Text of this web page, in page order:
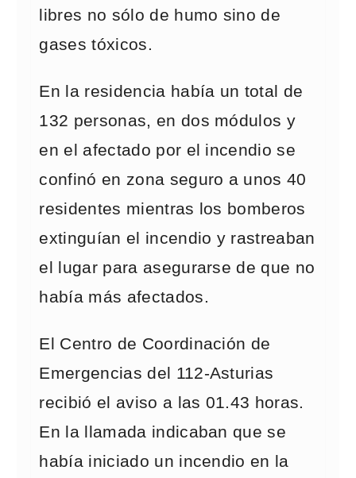
libres no sólo de humo sino de
gases tóxicos.
En la residencia había un total de
132 personas, en dos módulos y
en el afectado por el incendio se
confinó en zona seguro a unos 40
residentes mientras los bomberos
extinguían el incendio y rastreaban
el lugar para asegurarse de que no
había más afectados.
El Centro de Coordinación de
Emergencias del 112-Asturias
recibió el aviso a las 01.43 horas.
En la llamada indicaban que se
había iniciado un incendio en la